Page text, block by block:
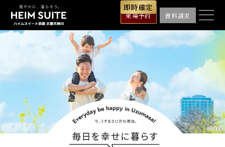
来場予約 資料請求
image